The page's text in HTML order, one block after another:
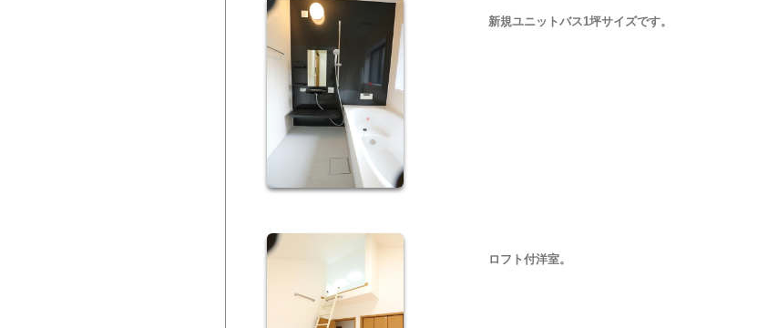
新規ユニットバス1坪サイズです。
ロフト付洋室。